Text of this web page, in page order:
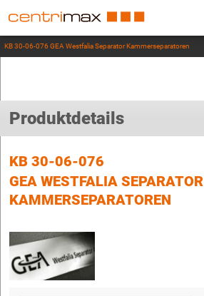
KB 30-06-076 GEA Westfalia Separator Kammerseparatoren
Produktdetails
KB 30-06-076
GEA WESTFALIA SEPARATOR
KAMMERSEPARATOREN